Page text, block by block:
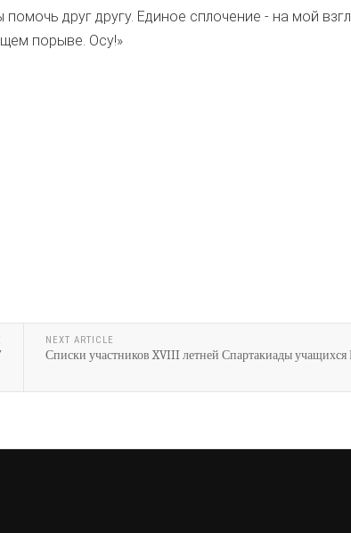
друг другу. Единое сплочение - на мой
порыве. Осу!»
NEXT ARTICLE
Списки участников XVIII летней Спартакиады учащихся